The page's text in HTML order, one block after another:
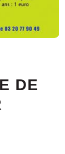
DE